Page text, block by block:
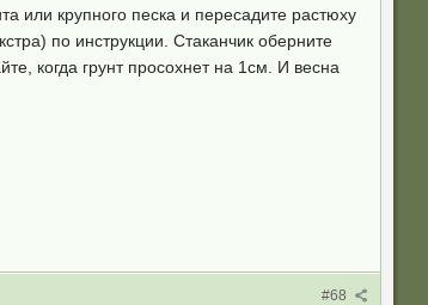
или крупного песка и пересадите растюху
по инструкции. Стаканчик оберните
когда грунт просохнет на 1см. И весна
#68